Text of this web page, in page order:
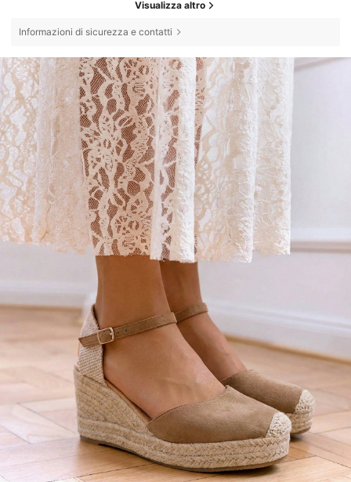
Visualizza altro
Informazioni di sicurezza e contatti